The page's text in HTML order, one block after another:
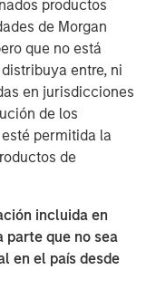
productos
de Morgan
que no está
entre, ni
en jurisdicciones
de los
permitida la
de
incluida en
parte que no sea
en el país desde
Signals Caution
points (bps) —
easing. Despite
activity later
U.S. yield curve
Policy
rates, the
domestic
political gridlock
its cautious